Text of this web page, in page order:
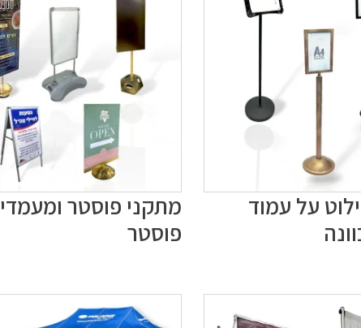
על עמוד
מתקני פוסטר ומעמדי
פוסטר